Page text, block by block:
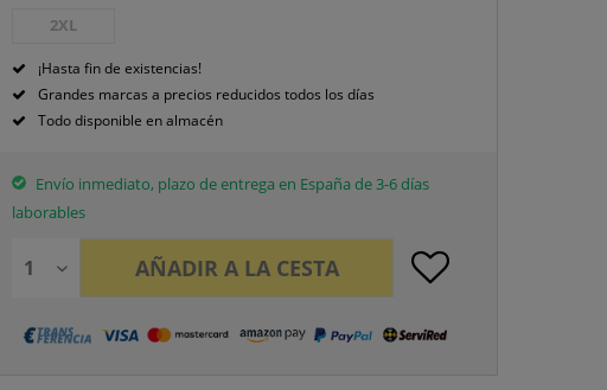
2XL
¡Hasta fin de existencias!
Grandes marcas a precios reducidos todos los días
Todo disponible en almacén
Envío inmediato, plazo de entrega en España de 3-6 días
laborables
AÑADIR A LA CESTA